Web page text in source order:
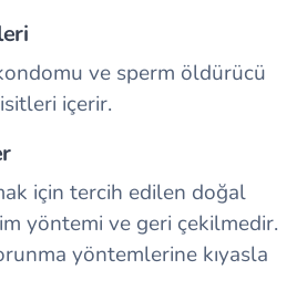
ve sperm öldürücü
içerir.
için tercih edilen doğal
yöntemi ve geri çekilmedir.
yöntemlerine kıyasla